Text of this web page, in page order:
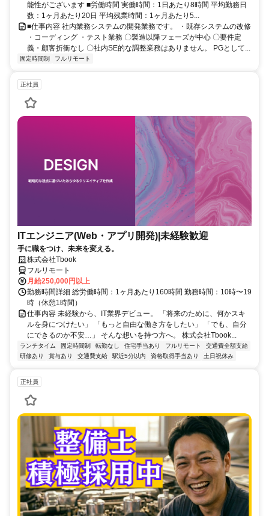
能性がございます ■労働時間 実働時間：1日あたり8時間 平均勤務日
数：1ヶ月あたり20日 平均残業時間：1ヶ月あたり5...
■仕事内容 社内業務システムの開発業務です。 ・既存システムの改修
・コーディング ・テスト業務 〇製造以降フェーズが中心 〇要件定
義・顧客折衝なし 〇社内SE的な調整業務はありません。 PGとして...
固定時間制 フルリモート
正社員
ITエンジニア(Web・アプリ開発)|未経験歓迎
手に職をつけ、未来を変える。
株式会社Tbook
フルリモート
月給250,000円以上
勤務時間詳細 総労働時間：1ヶ月あたり160時間 勤務時間：10時〜19
時（休憩1時間）
仕事内容 未経験から、IT業界デビュー。 「将来のために、何かスキ
ルを身につけたい」 「もっと自由な働き方をしたい」 「でも、自分
にできるのか不安…」 そんな想いを持つ方へ。 株式会社Tbook...
ランチタイム 固定時間制 転勤なし 住宅手当あり フルリモート
交通費全額支給
研修あり
賞与あり 交通費支給 駅近5分以内 資格取得手当あり 土日祝休み
正社員